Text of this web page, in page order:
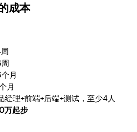
成本
月
月
经理+前端+后端+测试，至少4人
万起步